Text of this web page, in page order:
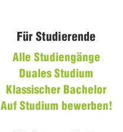
Für Studierende
Alle Studiengänge
Duales Studium
Klassischer Bachelor
Auf Studium bewerben!